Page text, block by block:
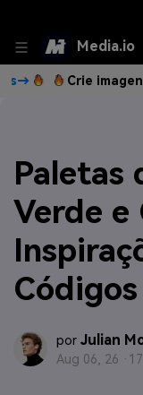
Media.io
Crie imagens com IA
Paletas
Verde e
por Julian
Aug 06, 26 ·